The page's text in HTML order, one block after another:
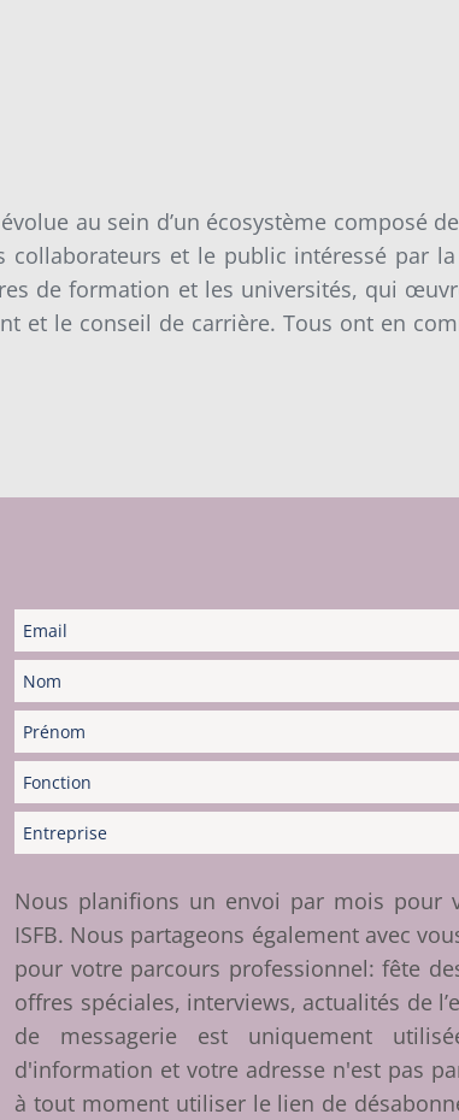
au sein d’un écosystème composé
collaborateurs et le public intéressé par
de formation et les universités, qui
et le conseil de carrière. Tous ont en
Nous planifions un envoi par mois pour
ISFB. Nous partageons également avec
pour votre parcours professionnel: fête
offres spéciales, interviews, actualités de
de messagerie est uniquement
d'information et votre adresse n'est pas
à tout moment utiliser le lien de